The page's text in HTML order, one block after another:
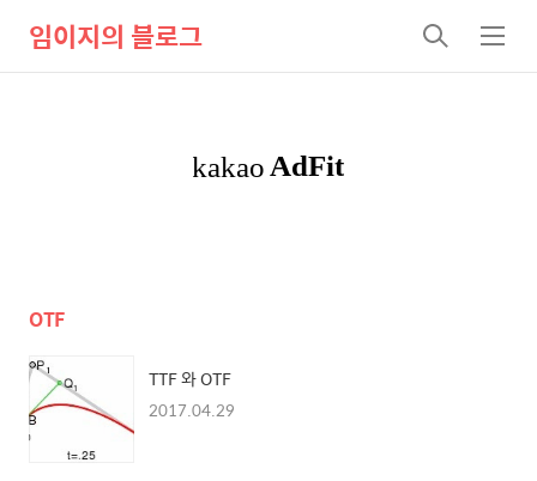
임이지의 블로그
검
색
메
뉴
OTF
TTF 와 OTF
2017.04.29